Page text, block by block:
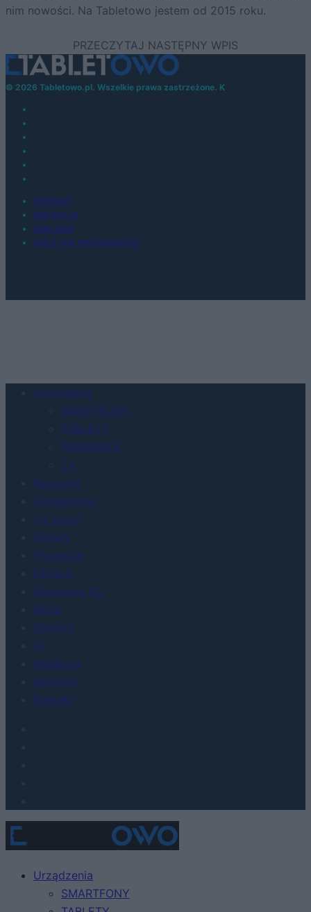
nim nowości. Na Tabletowo jestem od 2015 roku.
© 2026 Tabletowo.pl. Wszelkie prawa zastrzeżone. K
KONTAKT
REDAKCJA
REKLAMA
POLITYKA PRYWATNOŚCI
Urządzenia
SMARTFONY
TABLETY
WEARABLE
TV
Recenzje
Porównania
Co kupić
Porady
Promocje
FinTech
Hardware PC
Moto
Gaming
AI
Redakcja
Reklama
Kontakt
Urządzenia
SMARTFONY